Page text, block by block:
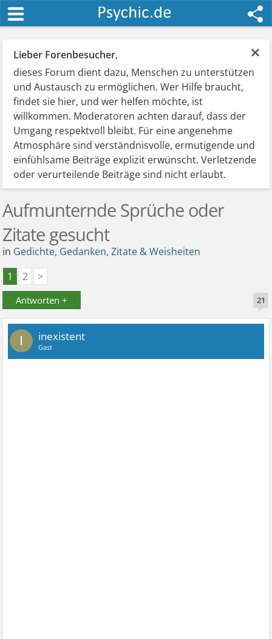
×
Lieber Forenbesucher,
dieses Forum dient dazu, Menschen zu unterstützen
und Austausch zu ermöglichen. Wer Hilfe braucht,
findet sie hier, und wer helfen möchte, ist
willkommen. Moderatoren achten darauf, dass der
Umgang respektvoll bleibt. Für eine angenehme
Atmosphäre sind verständnisvolle, ermutigende und
einfühlsame Beiträge explizit erwünscht. Verletzende
oder verurteilende Beiträge sind nicht erlaubt.
Aufmunternde Sprüche oder
Zitate gesucht
in Gedichte, Gedanken, Zitate & Weisheiten
1
2 >
Antworten + 21
I inexistent
Gast